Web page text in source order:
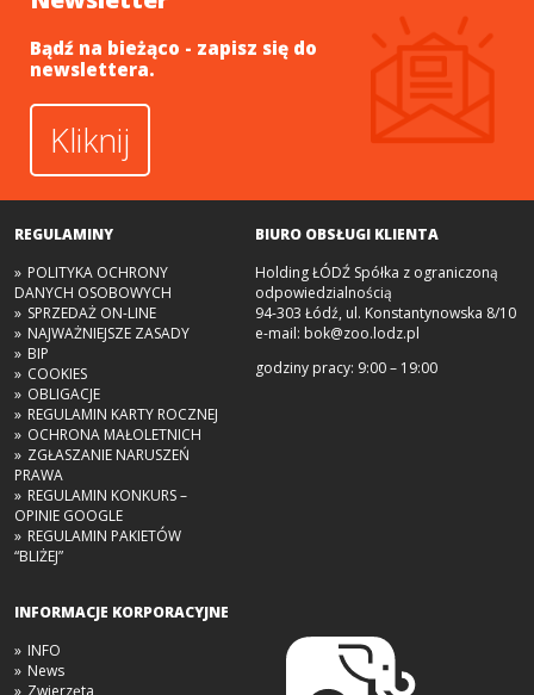
Bądź na bieżąco - zapisz się do
newslettera.
Kliknij
REGULAMINY
POLITYKA OCHRONY
DANYCH OSOBOWYCH
SPRZEDAŻ ON-LINE
NAJWAŻNIEJSZE ZASADY
BIP
COOKIES
OBLIGACJE
REGULAMIN KARTY ROCZNEJ
OCHRONA MAŁOLETNICH
ZGŁASZANIE NARUSZEŃ
PRAWA
REGULAMIN KONKURS –
OPINIE GOOGLE
REGULAMIN PAKIETÓW
“BLIŻEJ”
INFORMACJE KORPORACYJNE
INFO
News
Zwierzęta
BIURO OBSŁUGI KLIENTA
Holding ŁÓDŹ Spółka z ograniczoną
odpowiedzialnością
94-303 Łódź, ul. Konstantynowska 8/10
e-mail: bok@zoo.lodz.pl
godziny pracy: 9:00 – 19:00